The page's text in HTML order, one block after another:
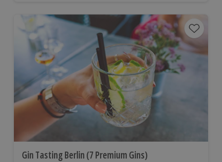
Gin Tasting Berlin (7 Premium Gins)